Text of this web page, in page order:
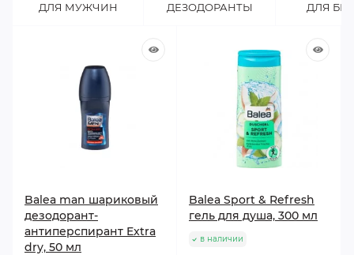
ДЛЯ МУЖЧИН ДЕЗОДОРАНТЫ ДЛЯ
Balea man шариковый
дезодорант-
антиперспирант Extra
dry, 50 мл
Balea Sport & Refresh
гель для душа, 300 мл
в наличии